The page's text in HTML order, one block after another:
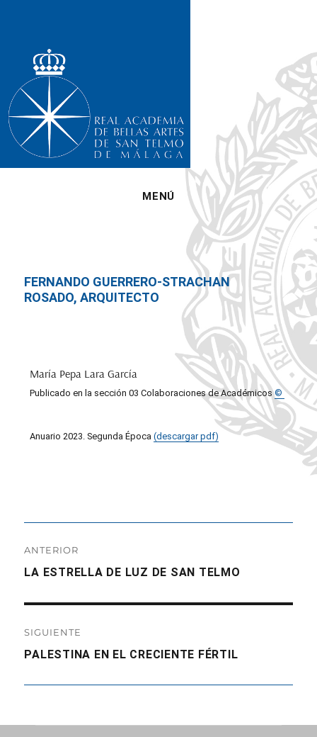
MENÚ
FERNANDO GUERRERO-STRACHAN
ROSADO, ARQUITECTO
María Pepa Lara García
Publicado en la sección 03 Colaboraciones de Académicos©
Anuario 2023. Segunda Época(descargar pdf)
de
entradas
ANTERIOR
Entrada
LA ESTRELLA DE LUZ DE SAN TELMO
SIGUIENTE
Entrada
PALESTINA EN EL CRECIENTE FÉRTIL